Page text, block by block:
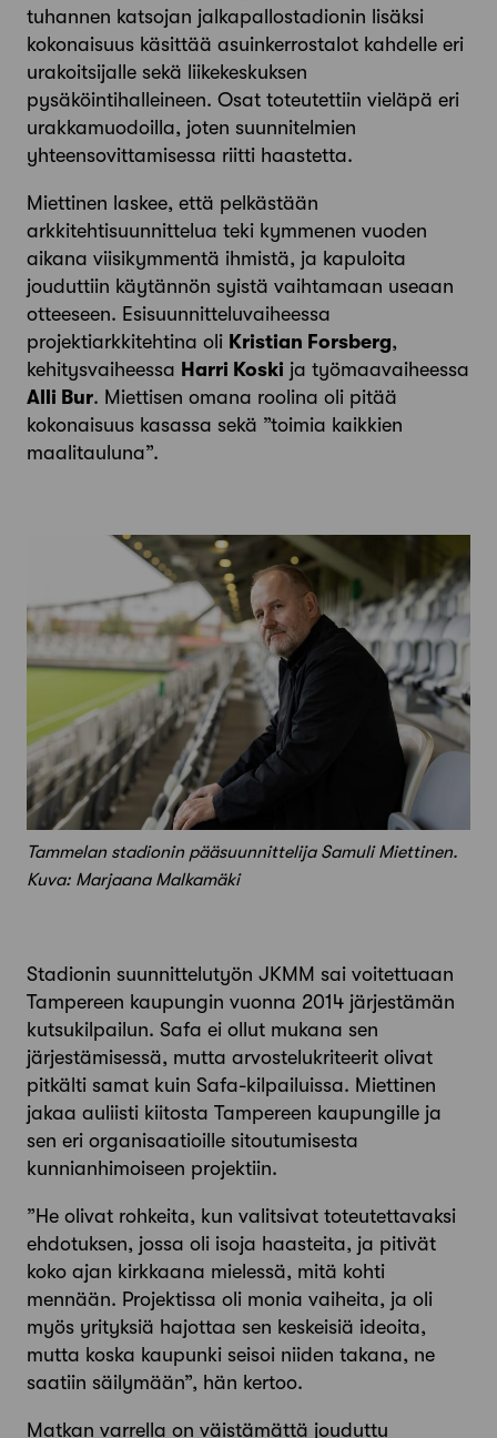
tuhannen katsojan jalkapallostadionin lisäksi
kokonaisuus käsittää asuinkerrostalot kahdelle eri
urakoitsijalle sekä liikekeskuksen
pysäköintihalleineen. Osat toteutettiin vieläpä eri
urakkamuodoilla, joten suunnitelmien
yhteensovittamisessa riitti haastetta.
Miettinen laskee, että pelkästään
arkkitehtisuunnittelua teki kymmenen vuoden
aikana viisikymmentä ihmistä, ja kapuloita
jouduttiin käytännön syistä vaihtamaan useaan
otteeseen. Esisuunnitteluvaiheessa
projektiarkkitehtina oli Kristian Forsberg,
kehitys­vaiheessa Harri Koski ja työmaavaiheessa
Alli Bur. Miettisen omana roolina oli pitää
kokonaisuus kasassa sekä ”toimia kaikkien
maalitauluna”.
Tammelan stadionin pääsuunnittelija Samuli Miettinen.
Kuva: Marjaana Malkamäki
Stadionin suunnittelutyön JKMM sai voitettuaan
Tampereen kaupungin vuonna 2014 järjestämän
kutsukilpailun. Safa ei ollut mukana sen
järjestämisessä, mutta arvostelukriteerit olivat
pitkälti samat kuin Safa-kilpailuissa. Miettinen
jakaa auliisti kiitosta Tampereen kaupungille ja
sen eri organisaatioille sitoutumisesta
kunnianhimoiseen projektiin.
”He olivat rohkeita, kun valitsivat toteutettavaksi
ehdotuksen, jossa oli isoja haasteita, ja pitivät
koko ajan kirkkaana mielessä, mitä kohti
mennään. Pro­jektissa oli monia vaiheita, ja oli
myös yrityksiä hajottaa sen keskeisiä ideoita,
mutta koska kaupunki seisoi ­niiden takana, ne
saatiin säilymään”, hän kertoo.
Matkan varrella on väistämättä jouduttu